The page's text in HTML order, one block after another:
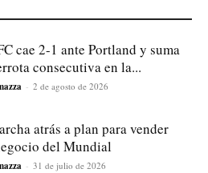
cae 2-1 ante Portland y suma
consecutiva en la...
- 2 de agosto de 2026
atrás a plan para vender
del Mundial
- 31 de julio de 2026